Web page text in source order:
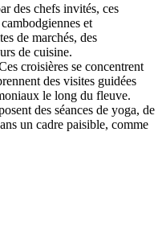
des chefs invités, ces
et
de marchés, des
de cuisine.
croisières se concentrent
des visites guidées
le long du fleuve.
des séances de yoga, de
un cadre paisible, comme